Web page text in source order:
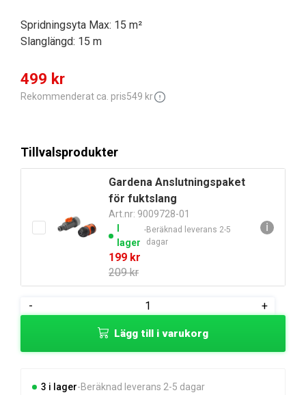
Spridningsyta Max: 15 m²
Slanglängd: 15 m
Det
ursprungliga
549 kr.
499 kr
Det
nuvarande
499 kr.
Rekommenderat ca. pris549 kr
Tillvalsprodukter
Gardena Anslutningspaket
för fuktslang
Art.nr: 9009728-01
lager
Beräknad leverans 2-5
dagar
209kr
Det
ursprungliga
priset
209 kr.
199 kr
Det
nuvarande
priset
199 kr.
ℹ
-
Gardena
m
+
Lägg till i varukorg
3 i lager Beräknad leverans 2-5 dagar